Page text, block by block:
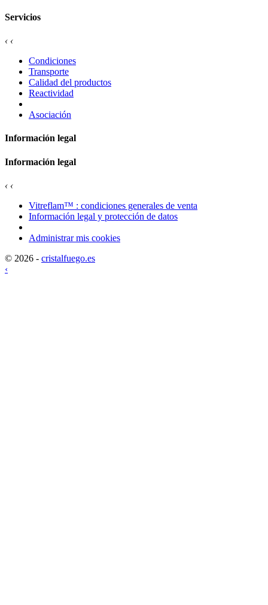
Servicios
‹ ‹
Condiciones
Transporte
Calidad del productos
Reactividad
Asociación
Información legal
Información legal
‹ ‹
Vitreflam™ : condiciones generales de venta
Información legal y protección de datos
Administrar mis cookies
© 2026 - cristalfuego.es
‹